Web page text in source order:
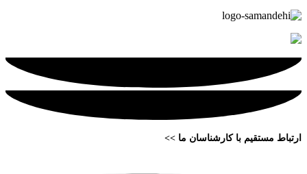
ارتباط مستقیم با کارشناسان ما >>